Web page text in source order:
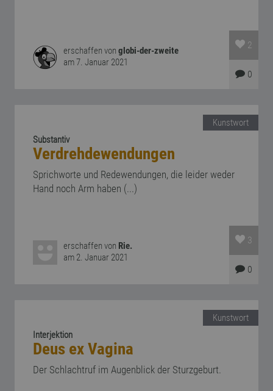
erschaffen vonglobi-der-zweite
am 7. Januar 2021
2
0
Kunstwort
Substantiv
Verdrehdewendungen
Sprichworte und Redewendungen, die leider weder
Hand noch Arm haben (...)
erschaffen von Rie.
am 2. Januar 2021
3
0
Kunstwort
Interjektion
Deus ex Vagina
Der Schlachtruf im Augenblick der Sturzgeburt.